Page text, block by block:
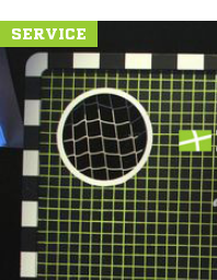
SERVICE